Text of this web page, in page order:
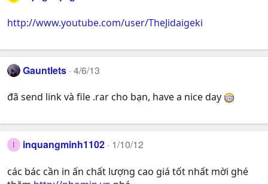
http://www.youtube.com/user/TheJidaigeki
Gauntlets 4/6/13
đã send link và file .rar cho bạn, have a nice day
inquangminh1102 1/10/12
các bác cần in ấn chất lượng cao giá tốt nhất mời ghé